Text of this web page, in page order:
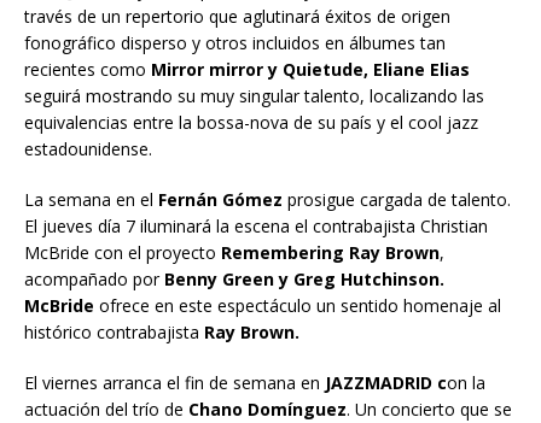
través de un repertorio que aglutinará éxitos de origen
fonográfico disperso y otros incluidos en álbumes tan
recientes como Mirror mirror y Quietude, Eliane Elias
seguirá mostrando su muy singular talento, localizando las
equivalencias entre la bossa-nova de su país y el cool jazz
estadounidense.
La semana en el Fernán Gómez prosigue cargada de talento.
El jueves día 7 iluminará la escena el contrabajista Christian
McBride con el proyecto Remembering Ray Brown,
acompañado por Benny Green y Greg Hutchinson.
McBride ofrece en este espectáculo un sentido homenaje al
histórico contrabajista Ray Brown.
El viernes arranca el fin de semana en JAZZMADRID con la
actuación del trío de Chano Domínguez. Un concierto que se